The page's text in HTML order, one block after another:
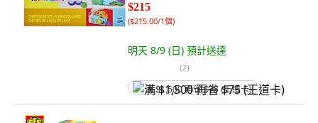
$215
($215.00/1個)
明天 8/9 (日) 預計送達
(2)
满 $1,500 再省 $75 (王道卡)